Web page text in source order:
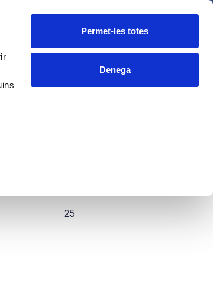
Permet-les totes
Denega
25